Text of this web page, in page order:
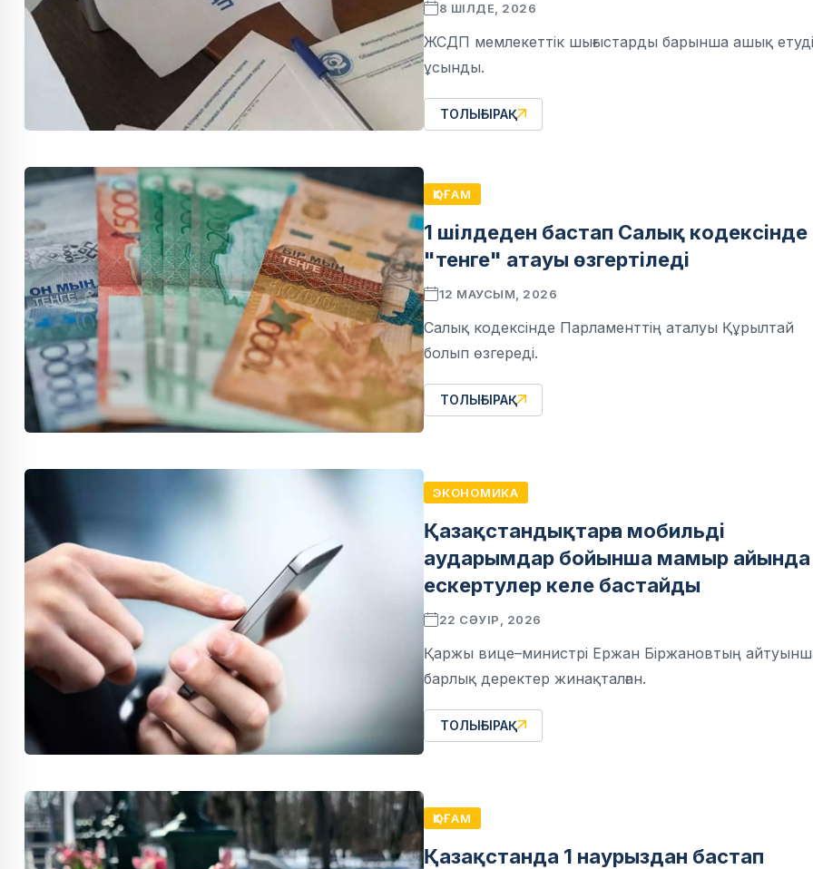
8 ШІЛДЕ, 2026
ЖСДП мемлекеттік шығыстарды барынша ашық етуді
ұсынды.
ТОЛЫҒЫРАҚ
ҚОҒАМ
1 шілдеден бастап Салық кодексінде
"тенге" атауы өзгертіледі
12 МАУСЫМ, 2026
Салық кодексінде Парламенттің аталуы Құрылтай
болып өзгереді.
ТОЛЫҒЫРАҚ
ЭКОНОМИКА
Қазақстандықтарға мобильді
аударымдар бойынша мамыр айында
ескертулер келе бастайды
22 СӘУІР, 2026
Қаржы вице–министрі Ержан Біржановтың
барлық деректер жинақталған.
ТОЛЫҒЫРАҚ
ҚОҒАМ
Қазақстанда 1 наурыздан бастап